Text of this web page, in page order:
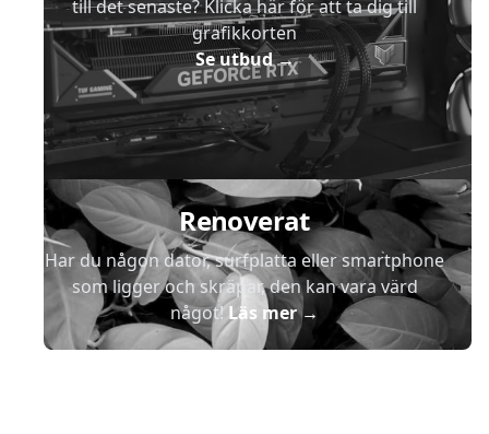
till det senaste? Klicka här för att ta dig till
grafikkorten
Se utbud→
Renoverat
Har du någon dator, surfplatta eller smartphone
som ligger och skräpar, den kan vara värd
något!Läs mer→